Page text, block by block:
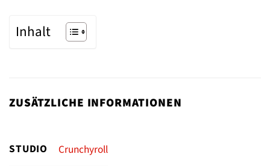
Inhalt
ZUSÄTZLICHE INFORMATIONEN
STUDIO Crunchyroll